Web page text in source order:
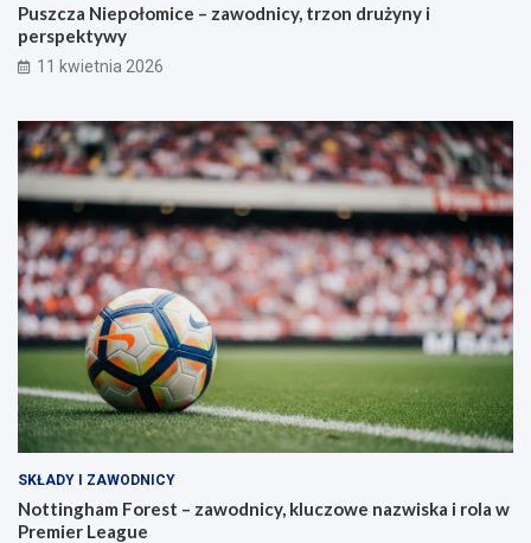
Puszcza Niepołomice – zawodnicy, trzon drużyny i
perspektywy
11 kwietnia 2026
SKŁADY I ZAWODNICY
Nottingham Forest – zawodnicy, kluczowe nazwiska i rola w
Premier League